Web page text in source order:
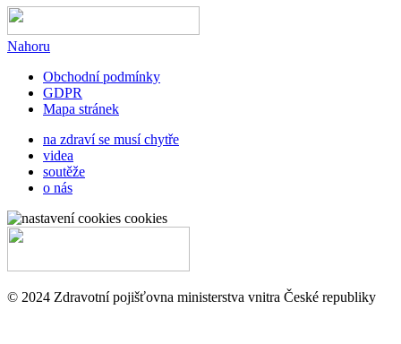
Nahoru
Obchodní podmínky
GDPR
Mapa stránek
na zdraví se musí chytře
videa
soutěže
o nás
cookies
© 2024 Zdravotní pojišťovna ministerstva vnitra České republiky